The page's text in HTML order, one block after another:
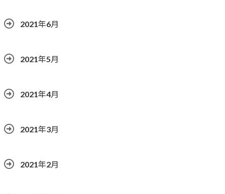
2021年6月
2021年5月
2021年4月
2021年3月
2021年2月